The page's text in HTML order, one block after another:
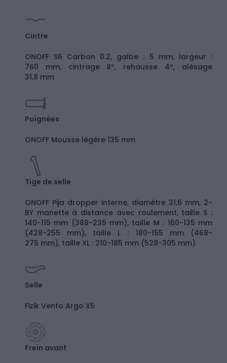
Cintre
ONOFF S6 Carbon 0.2, galbe : 5 mm, largeur :
760 mm, cintrage 8º, rehausse 4º, alésage
31,8 mm
Poignées
ONOFF Mousse légère 135 mm
Tige de selle
ONOFF Pija dropper interne, diamètre 31,6 mm, 2-
BY manette à distance avec roulement, taille S :
140-115 mm (388-235 mm), taille M : 160-135 mm
(428-255 mm), taille L : 180-155 mm (468-
275 mm), taille XL : 210-185 mm (528-305 mm)
Selle
Fizik Vento Argo X5
Frein avant